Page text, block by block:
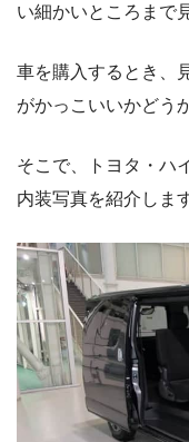
い細かいところまで
車を購入するとき、
がかっこいいかどう
そこで、トヨタ・ハ
内装写真を紹介しま